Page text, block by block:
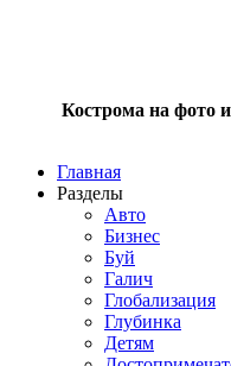
Кострома на фото
Главная
Разделы
Авто
Бизнес
Буй
Галич
Глобализация
Глубинка
Детям